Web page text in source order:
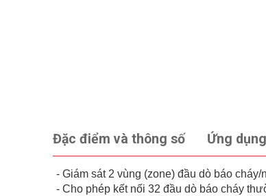
Đặc điểm và thông số Ứng dụng
- Giám sát 2 vùng (zone) đầu dò báo
- Cho phép kết nối 32 đầu dò báo cháy